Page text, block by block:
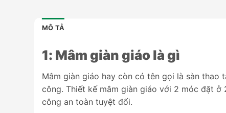
MÔ TẢ
1: Mâm giàn giáo là gì
Mâm giàn giáo hay còn có tên gọi là sàn
công. Thiết kế mâm giàn giáo với 2 móc đặt
công an toàn tuyệt đối.